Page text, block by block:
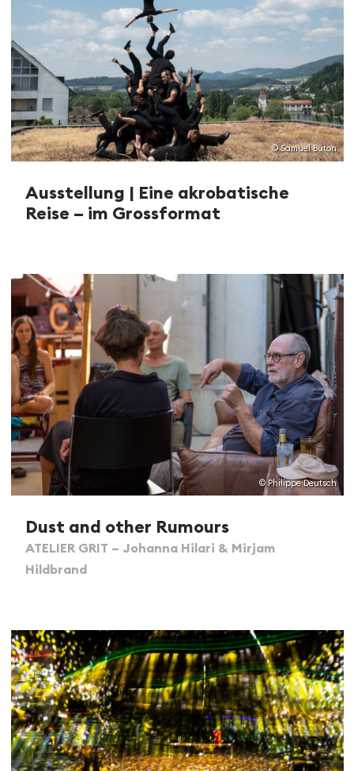
© Samuel Buton
Ausstellung | Eine akrobatische
Reise – im Grossformat
© Philippe Deutsch
Dust and other Rumours
ATELIER GRIT – Johanna Hilari & Mirjam
Hildbrand